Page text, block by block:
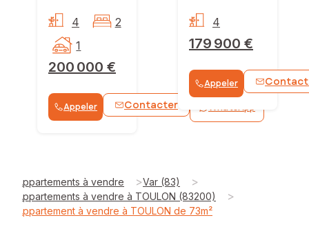
200 000 €
4
2
1
Appeler Contacter WhatsApp
179 900 €
4
Appeler
Appartements à vendre >Var (83) >
Appartements à vendre à TOULON (83200) >
Appartement à vendre à TOULON de 73m²